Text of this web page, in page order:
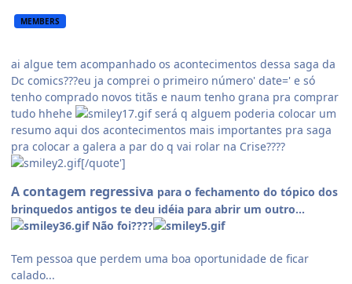
MEMBERS
ai algue tem acompanhado os acontecimentos dessa saga da
Dc comics???eu ja comprei o primeiro número' date=' e só
tenho comprado novos titãs e naum tenho grana pra comprar
tudo hhehe
será q alguem poderia colocar um
resumo aqui dos acontecimentos mais importantes pra saga
pra colocar a galera a par do q vai rolar na Crise????
[/quote']
A contagem regressiva para o fechamento do tópico dos
brinquedos antigos te deu idéia para abrir um outro...
Não foi????
Tem pessoa que perdem uma boa oportunidade de ficar
calado...